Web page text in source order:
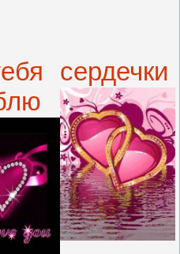
сердечки